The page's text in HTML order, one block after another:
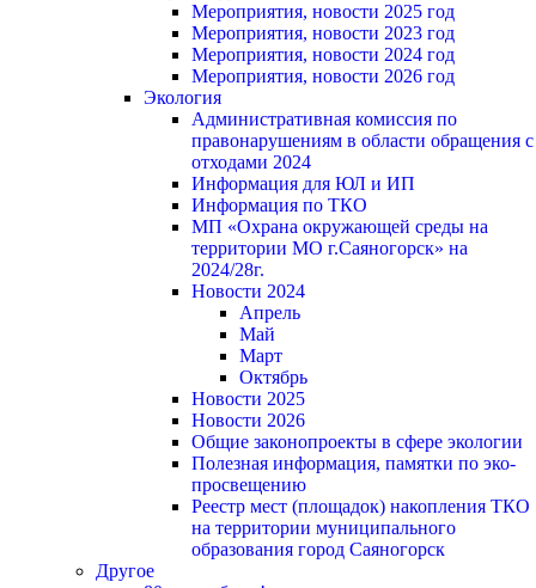
Мероприятия, новости 2025 год
Мероприятия, новости 2023 год
Мероприятия, новости 2024 год
Мероприятия, новости 2026 год
Экология
Административная комиссия по
правонарушениям в области обращения с
отходами 2024
Информация для ЮЛ и ИП
Информация по ТКО
МП «Охрана окружающей среды на
территории МО г.Саяногорск» на
2024/28г.
Новости 2024
Апрель
Май
Март
Октябрь
Новости 2025
Новости 2026
Общие законопроекты в сфере экологии
Полезная информация, памятки по эко-
просвещению
Реестр мест (площадок) накопления ТКО
на территории муниципального
образования город Саяногорск
Другое